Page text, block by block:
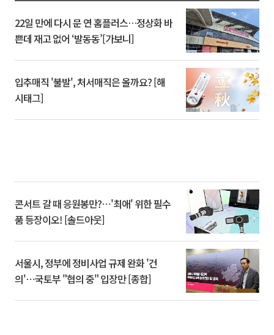
22일 만에 다시 문 연 홈플러스…정상화 바
쁜데 재고 없어 ‘발동동’[가보니]
입추매직 '불발', 처서매직은 올까요? [해
시태그]
콘서트 갈 때 응원봉만?⋯'최애' 위한 필수
품 등장이오! [솔드아웃]
서울시, 정부에 정비사업 규제 완화 '건
의'⋯국토부 "협의 중" 입장만 [종합]